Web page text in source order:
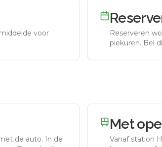
voor
Reserveren
piekuren. Bel
de auto. In de
Met
Vanaf station